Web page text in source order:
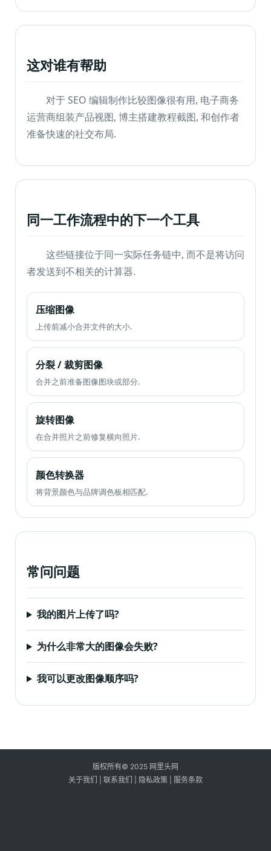
这对谁有帮助
对于 SEO 编辑制作比较图像很有用, 电子商务
运营商组装产品视图, 博主搭建教程截图, 和创作者
准备快速的社交布局.
同一工作流程中的下一个工具
这些链接位于同一实际任务链中, 而不是将访问
者发送到不相关的计算器.
压缩图像
上传前减小合并文件的大小.
分裂 / 裁剪图像
合并之前准备图像图块或部分.
旋转图像
在合并照片之前修复横向照片.
颜色转换器
将背景颜色与品牌调色板相匹配.
常问问题
我的图片上传了吗?
为什么非常大的图像会失败?
我可以更改图像顺序吗?
版权所有© 2025 网里头网
关于我们
联系我们 隐私政策 服务条款